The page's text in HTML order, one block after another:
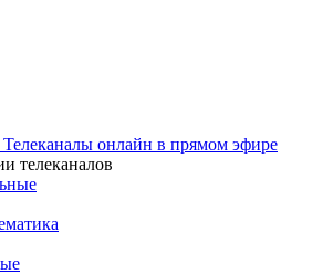
онлайн в прямом эфире
телеканалов